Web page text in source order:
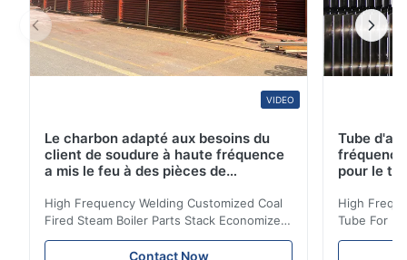
VIDEO
Le charbon adapté aux besoins du
client de soudure à haute fréquence
a mis le feu à des pièces de
bobine d'économiseur
High Frequency Welding Customized Coal
Fired Steam Boiler Parts Stack Economizer
Coil Boiler economizer Boiler Economizer is
the energy improving device that helps to
Contact Now
Tube
pour le
High
Tube For